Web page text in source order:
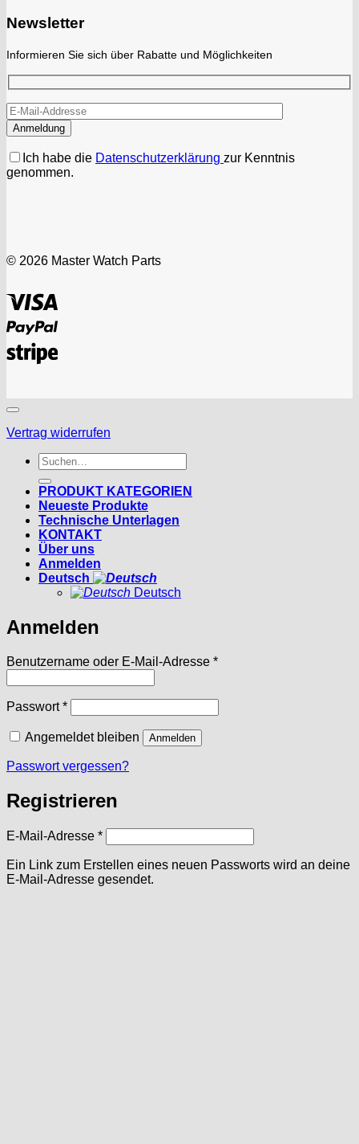
Newsletter
Informieren Sie sich über Rabatte und Möglichkeiten
Ich habe die Datenschutzerklärung zur Kenntnis
genommen.
© 2026 Master Watch Parts
PayPal
Stripe
Vertrag widerrufen
Suchen
nach:
PRODUKT KATEGORIEN
Neueste Produkte
Technische Unterlagen
KONTAKT
Über uns
Anmelden
Deutsch
Deutsch
Anmelden
Benutzername oder E-Mail-Adresse *Erforderlich
Passwort*Erforderlich
Angemeldet bleiben Anmelden
Passwort vergessen?
Registrieren
E-Mail-Adresse *Erforderlich
Ein Link zum Erstellen eines neuen Passworts wird an deine
E-Mail-Adresse gesendet.